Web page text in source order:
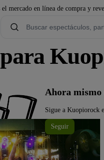
el mercado en línea de compra y
Ahora mismo
Sigue a Kuopiorock
Seguir